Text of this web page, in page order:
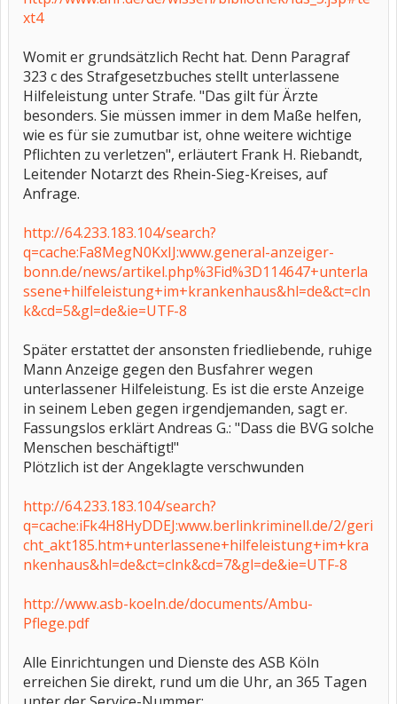
xt4
Womit er grundsätzlich Recht hat. Denn Paragraf
323 c des Strafgesetzbuches stellt unterlassene
Hilfeleistung unter Strafe. "Das gilt für Ärzte
besonders. Sie müssen immer in dem Maße helfen,
wie es für sie zumutbar ist, ohne weitere wichtige
Pflichten zu verletzen", erläutert Frank H. Riebandt,
Leitender Notarzt des Rhein-Sieg-Kreises, auf
Anfrage.
http://64.233.183.104/search?
q=cache:Fa8MegN0KxIJ:www.general-anzeiger-
bonn.de/news/artikel.php%3Fid%3D114647+unterla
ssene+hilfeleistung+im+krankenhaus&hl=de&ct=cln
k&cd=5&gl=de&ie=UTF-8
Später erstattet der ansonsten friedliebende, ruhige
Mann Anzeige gegen den Busfahrer wegen
unterlassener Hilfeleistung. Es ist die erste Anzeige
in seinem Leben gegen irgendjemanden, sagt er.
Fassungslos erklärt Andreas G.: "Dass die BVG solche
Menschen beschäftigt!"
Plötzlich ist der Angeklagte verschwunden
http://64.233.183.104/search?
q=cache:iFk4H8HyDDEJ:www.berlinkriminell.de/2/geri
cht_akt185.htm+unterlassene+hilfeleistung+im+kra
nkenhaus&hl=de&ct=clnk&cd=7&gl=de&ie=UTF-8
http://www.asb-koeln.de/documents/Ambu-
Pflege.pdf
Alle Einrichtungen und Dienste des ASB Köln
erreichen Sie direkt, rund um die Uhr, an 365 Tagen